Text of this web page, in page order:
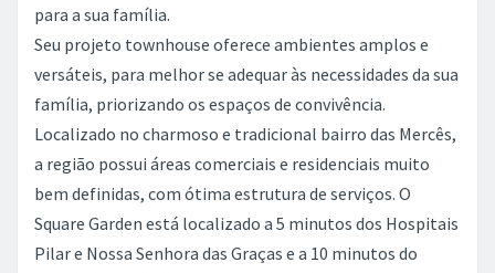
versáteis, para melhor se adequar às necessidades da sua
família, priorizando os espaços de convivência.
Localizado no charmoso e tradicional bairro das Mercês,
a região possui áreas comerciais e residenciais muito
bem definidas, com ótima estrutura de serviços. O
Square Garden está localizado a 5 minutos dos Hospitais
Pilar e Nossa Senhora das Graças e a 10 minutos do
Parque Barigui e Museu Oscar Niemeyer.
Condomínio composto por apenas 10 unidades,